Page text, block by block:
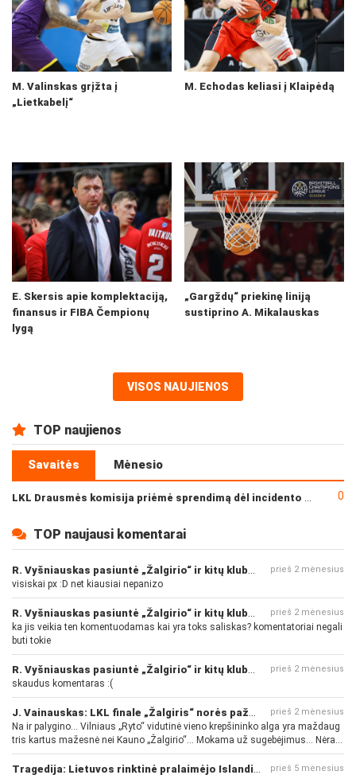
M. Valinskas grįžta į
„Lietkabelį“
M. Echodas keliasi į Klaipėdą
E. Skersis apie komplektaciją,
finansus ir FIBA Čempionų
lygą
„Gargždų“ priekinę liniją
sustiprino A. Mikalauskas
VISOS NAUJIENOS
TOP naujienos
Savaitės Mėnesio
0
TOP naujausi komentarai
prieš 2 mėnesius
visiskai px :D net kiausiai nepanizo
prieš 2 mėnesius
ka jis veikia ten komentuodamas kai yra toks saliskas? komentatoriai negali
buti tokie
prieš 2 mėnesius
skaudus komentaras :(
prieš 2 mėnesius
Na ir palygino... Vilniaus „Ryto“ vidutinė vieno krepšininko alga yra maždaug
tris kartus mažesnė nei Kauno „Žalgirio“... Mokama už sugebėjimus... Nėra
pinigų - nėra gerų žaidėjų...
prieš 5 mėnesius